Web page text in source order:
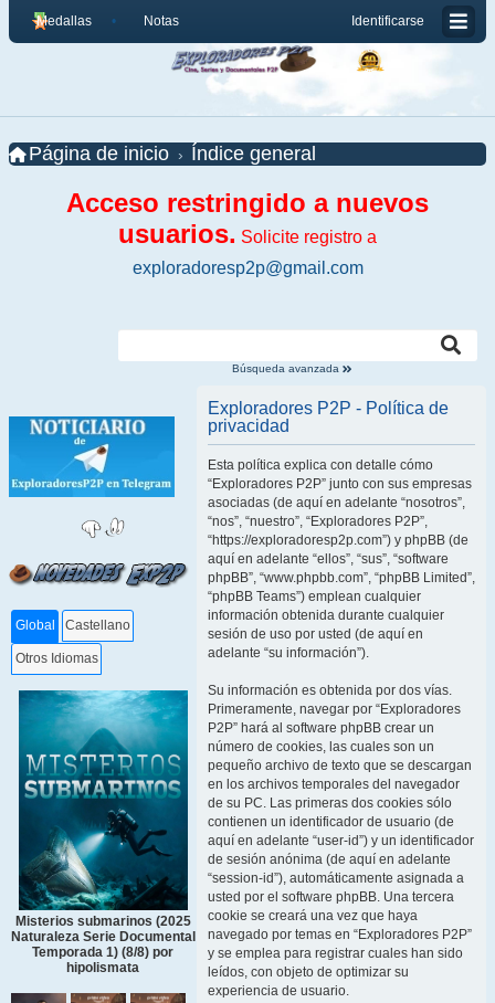
Identificarse
Medallas Notas
Página de inicio Índice general
Acceso restringido a nuevos
usuarios. Solicite registro a
exploradoresp2p@gmail.com
Búsqueda avanzada
Global Castellano
Otros Idiomas
Misterios submarinos (2025
Naturaleza Serie Documental
Temporada 1) (8/8) por
hipolismata
Exploradores P2P - Política de
privacidad
Esta política explica con detalle cómo
“Exploradores P2P” junto con sus empresas
asociadas (de aquí en adelante “nosotros”,
“nos”, “nuestro”, “Exploradores P2P”,
“https://exploradoresp2p.com”) y phpBB (de
aquí en adelante “ellos”, “sus”, “software
phpBB”, “www.phpbb.com”, “phpBB Limited”,
“phpBB Teams”) emplean cualquier
información obtenida durante cualquier
sesión de uso por usted (de aquí en
adelante “su información”).
Su información es obtenida por dos vías.
Primeramente, navegar por “Exploradores
P2P” hará al software phpBB crear un
número de cookies, las cuales son un
pequeño archivo de texto que se descargan
en los archivos temporales del navegador
de su PC. Las primeras dos cookies sólo
contienen un identificador de usuario (de
aquí en adelante “user-id”) y un identificador
de sesión anónima (de aquí en adelante
“session-id”), automáticamente asignada a
usted por el software phpBB. Una tercera
cookie se creará una vez que haya
navegado por temas en “Exploradores P2P”
y se emplea para registrar cuales han sido
leídos, con objeto de optimizar su
experiencia de usuario.